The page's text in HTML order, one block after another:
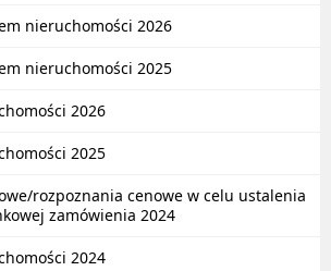
nieruchomości 2026
nieruchomości 2025
2026
2025
rozpoznania cenowe w celu ustalenia
zamówienia 2024
2024